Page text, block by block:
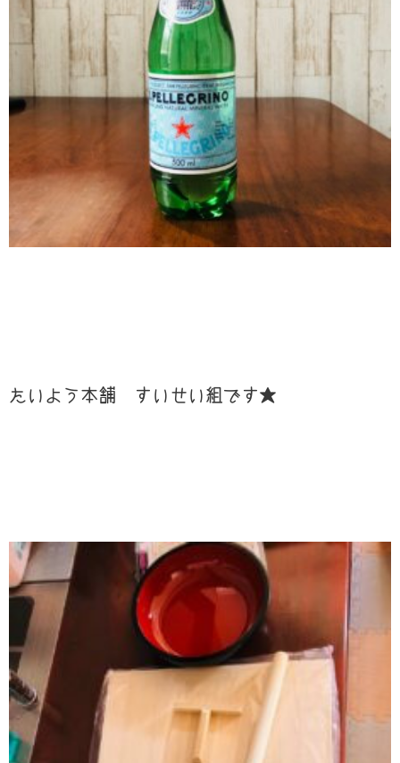
たいよう本舗 すいせい組です★